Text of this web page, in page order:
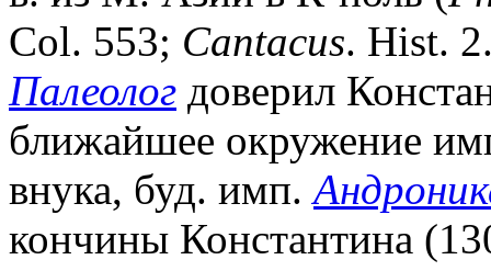
Col. 553; Cantacus. Hist.
Палеолог доверил
ближайшее окружение
внука, буд. имп.
кончины Константина